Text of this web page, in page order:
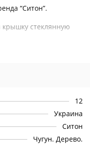
“Ситон”.
стеклянную
12
Украина
Ситон
Чугун. Дерево.